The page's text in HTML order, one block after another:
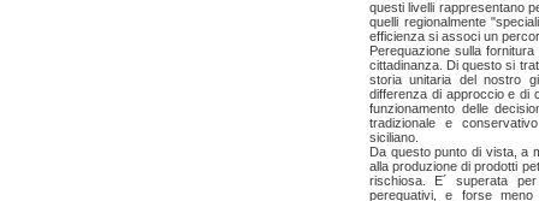
questi livelli rappresentano
quelli regionalmente
efficienza si associ un
Perequazione sulla
cittadinanza. Di questo si
storia unitaria del nostro
differenza di approccio e di
funzionamento delle
tradizionale e
siciliano.
Da questo punto di vista, a
alla produzione di prodotti
rischiosa. E´ superata
perequativi, e forse